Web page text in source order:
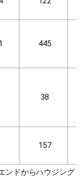
445
38
157
ンドからハウジング